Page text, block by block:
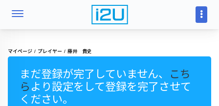
マイページ プレイヤー 藤井 貴史
まだ登録が完了していません、
こち
ら より設定をして登録を完了させて
ください。